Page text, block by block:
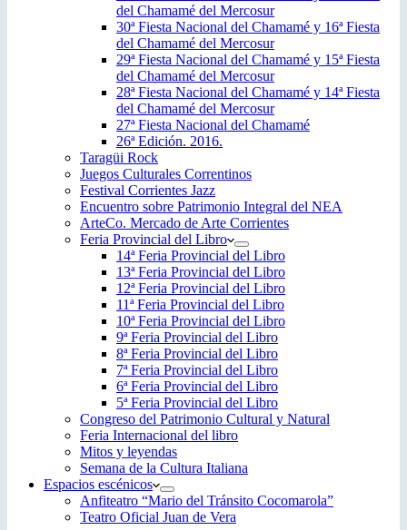
del Chamamé del Mercosur
30ª Fiesta Nacional del Chamamé y 16ª Fiesta
del Chamamé del Mercosur
29ª Fiesta Nacional del Chamamé y 15ª Fiesta
del Chamamé del Mercosur
28ª Fiesta Nacional del Chamamé y 14ª Fiesta
del Chamamé del Mercosur
27ª Fiesta Nacional del Chamamé
26ª Edición. 2016.
Taragüi Rock
Juegos Culturales Correntinos
Festival Corrientes Jazz
Encuentro sobre Patrimonio Integral del NEA
ArteCo. Mercado de Arte Corrientes
Feria Provincial del Libro
14ª Feria Provincial del Libro
13ª Feria Provincial del Libro
12ª Feria Provincial del Libro
11ª Feria Provincial del Libro
10ª Feria Provincial del Libro
9ª Feria Provincial del Libro
8ª Feria Provincial del Libro
7ª Feria Provincial del Libro
6ª Feria Provincial del Libro
5ª Feria Provincial del Libro
Congreso del Patrimonio Cultural y Natural
Feria Internacional del libro
Mitos y leyendas
Semana de la Cultura Italiana
Espacios escénicos
Anfiteatro “Mario del Tránsito Cocomarola”
Teatro Oficial Juan de Vera